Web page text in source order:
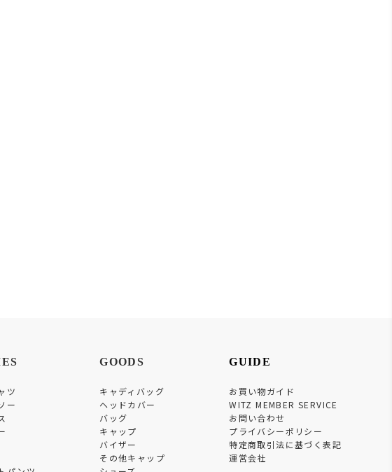
ツ
ー
GOODS
キャディバッグ
ヘッドカバー
バッグ
キャップ
バイザー
その他キャップ
GUIDE
お買い物ガイド
WITZ MEMBER SERVICE
お問い合わせ
プライバシーポリシー
特定商取引法に基づく表記
運営会社